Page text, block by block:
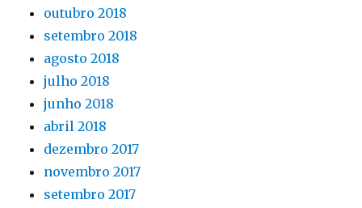
outubro 2018
setembro 2018
agosto 2018
julho 2018
junho 2018
abril 2018
dezembro 2017
novembro 2017
setembro 2017